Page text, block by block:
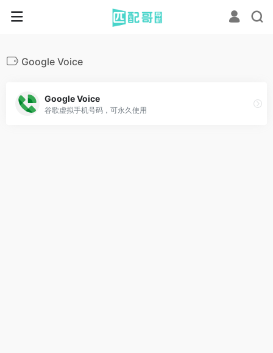
Google Voice
Google Voice
谷歌虚拟手机号码，可永久使用